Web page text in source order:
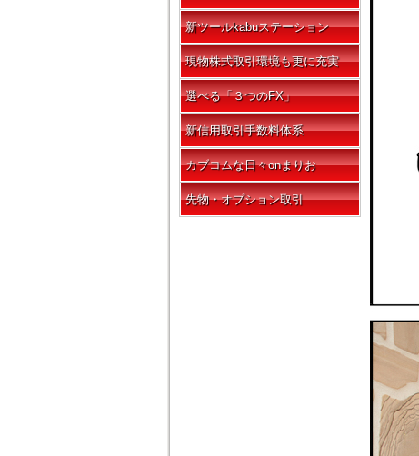
新ツールkabuステーション
現物株式取引環境も更に充実
選べる「３つのFX」
新信用取引手数料体系
カブコムな日々onまりお
先物・オプション取引